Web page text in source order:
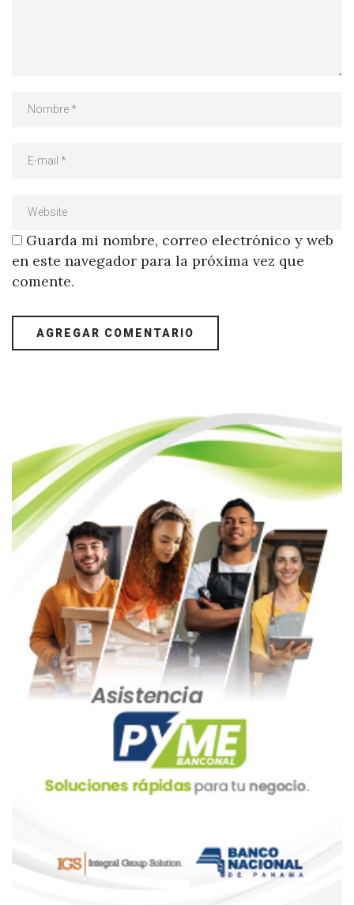
Guarda mi nombre, correo electrónico y web
en este navegador para la próxima vez que
comente.